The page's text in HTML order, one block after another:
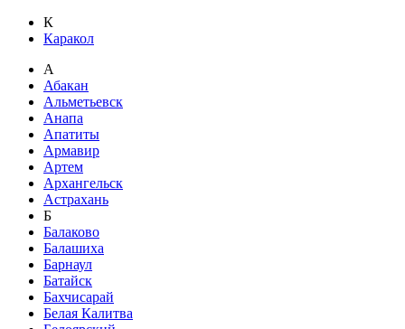
К
Каракол
А
Абакан
Альметьевск
Анапа
Апатиты
Армавир
Артем
Архангельск
Астрахань
Б
Балаково
Балашиха
Барнаул
Батайск
Бахчисарай
Белая Калитва